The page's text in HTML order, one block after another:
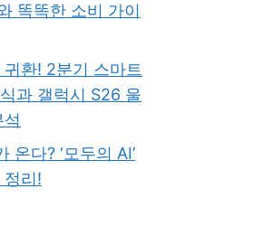
똑똑한 소비 가이
환! 2분기 스마트
과 갤럭시 S26 울
석
온다? ‘모두의 AI’
정리!